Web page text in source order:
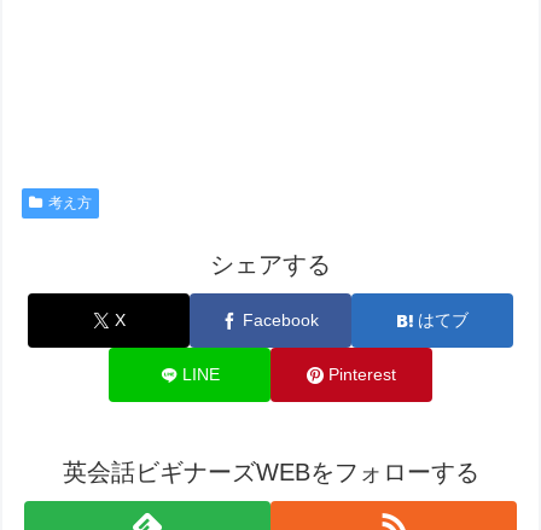
考え方
シェアする
X Facebook はてブ
LINE Pinterest
英会話ビギナーズWEBをフォローする